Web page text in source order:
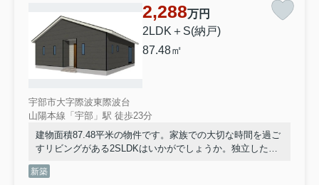
2,288万円
2LDK＋S(納戸)
87.48㎡
宇部市大字際波東際波台
山陽本線「宇部」駅 徒歩23分
建物面積87.48平米の物件です。家族での大切な時間を過ご
すリビングがある2SLDKはいかがでしょうか。独立した洗
ており、安全面も配慮されています。不動産について何か
新築